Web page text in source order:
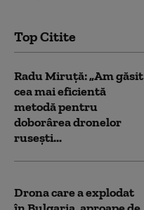
Top Citite
Radu Miruță: „Am găsit
cea mai eficientă
metodă pentru
doborârea dronelor
rusești...
Drona care a explodat